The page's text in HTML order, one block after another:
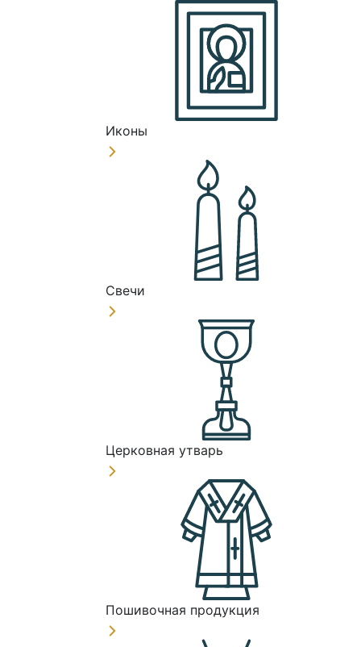
Иконы
Свечи
Церковная утварь
Пошивочная продукция